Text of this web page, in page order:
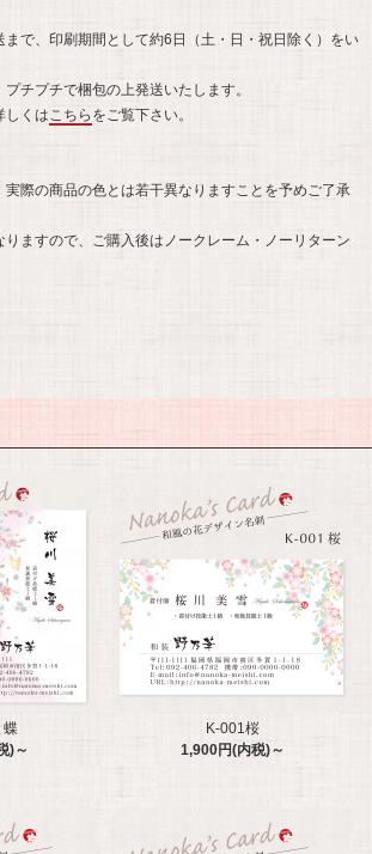
まで、印刷期間として約6日（土・日・祝日除く）をい
チプチで梱包の上発送いたします。
しくはこちら をご覧下さい。
実際の商品の色とは若干異なりますことを予めご了承
りますので、ご購入後はノークレーム・ノーリターン
蝶
)～
K-001桜
1,900円(内税)～